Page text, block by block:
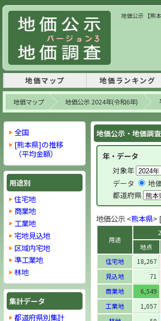
地価公示 【熊
地価マップ 地価ランキング
地価マップ 地価公示 2024年(令和6年)
地価公示・地価調
年・データ
対象年
データ
地
都道府県
地価公示 <熊本県>
用途
地点
住宅地
18,267
見込地
71
商業地
6,549
工業地
1,057
全国
[熊本県]の推移
（平均金額）
用途別
住宅地
商業地
工業地
宅地見込地
区域内宅地
準工業地
林地
集計データ
都道府県別集計